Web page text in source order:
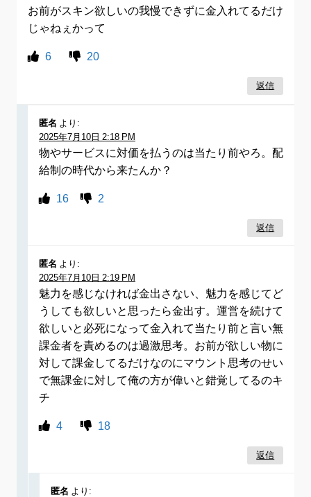
お前がスキン欲しいの我慢できずに金入れてるだけ
じゃねぇかって
6 20
返信
匿名 より:
2025年7月10日 2:18 PM
物やサービスに対価を払うのは当たり前やろ。配
給制の時代から来たんか？
16 2
返信
匿名 より:
2025年7月10日 2:19 PM
魅力を感じなければ金出さない、魅力を感じてど
うしても欲しいと思ったら金出す。運営を続けて
欲しいと必死になって金入れて当たり前と言い無
課金者を責めるのは過激思考。お前が欲しい物に
対して課金してるだけなのにマウント思考のせい
で無課金に対して俺の方が偉いと錯覚してるのキ
チ
4 18
返信
匿名 より: